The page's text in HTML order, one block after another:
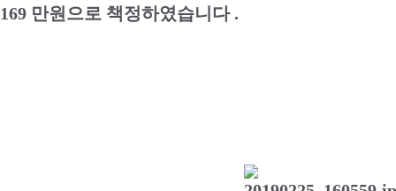
169 만원으로 책정하였습니다 .